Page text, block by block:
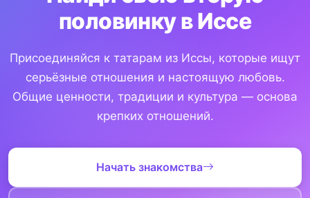
половинку в Иссе
Присоединяйся к татарам из Иссы, которые ищут
серьёзные отношения и настоящую любовь.
Общие ценности, традиции и культура — основа
крепких отношений.
Начать знакомства